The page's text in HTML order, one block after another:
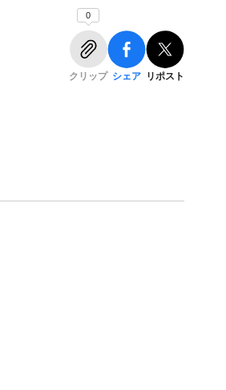
0
クリップ シェア リポスト